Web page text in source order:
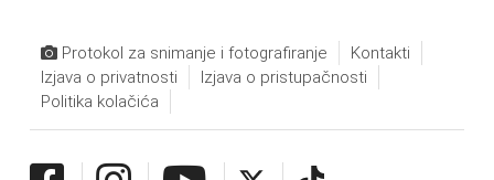
Protokol za snimanje i fotografiranje
Kontakti
Izjava o privatnosti
Izjava o pristupačnosti
Politika kolačića